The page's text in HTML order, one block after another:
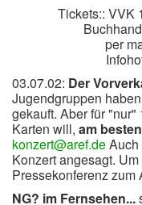
Tickets:: VVK
per
03.07.02: Der
Jugendgruppen
gekauft. Aber für
Karten will, am
konzert@aref.deAuch
Konzert angesagt.
Pressekonferenz zum
NG? im Fernsehen...